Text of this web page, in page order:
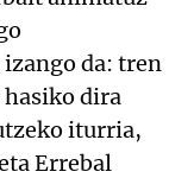
da: tren
dira
iturria,
Errebal